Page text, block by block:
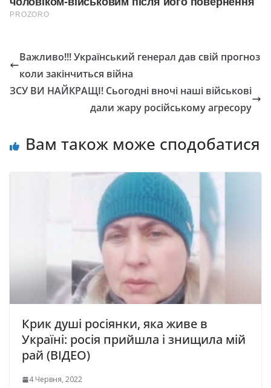
Важливо!!! Український генерал дав свій прогноз
коли закінчиться війна
ЗСУ ВИ НАЙКРАЩІ! Сьогодні вночі наші військові
дали жару російському агресору
Вам також може сподобатися
Крик душі росіянки, яка живе в
Україні: росія прийшла і знищила мій
рай (ВІДЕО)
4 Червня, 2022